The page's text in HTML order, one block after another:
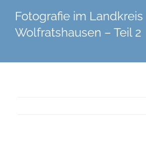
Über uns
Fotografie im Landkreis
Wolfratshausen – Teil 2